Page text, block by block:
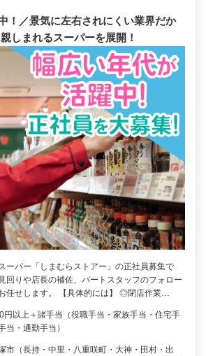
！／景気に左右されにくい業界だか
しまれるスーパーを展開！
ーパー「しまむらストアー」の正社員募集で
回りや店長の補佐、パートスタッフのフォロー
任せします。 【具体的には】 ◎閉店作業…
円以上＋諸手当（役職手当・家族手当・住宅手
当・通勤手当）
市（長持・中里・八重咲町・大神・田村・出